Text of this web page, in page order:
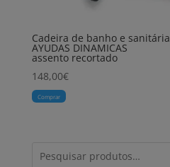
Cadeira de banho e sanitária
AYUDAS DINAMICAS
assento recortado
148,00€
Comprar